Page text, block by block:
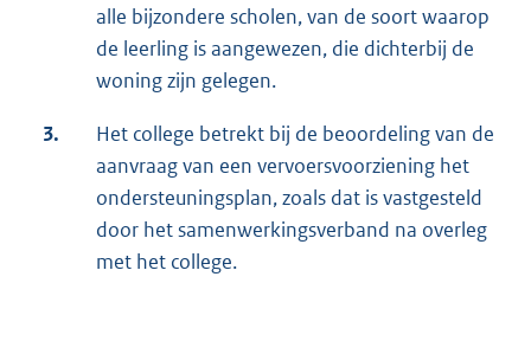
alle bijzondere scholen, van de soort waarop
de leerling is aangewezen, die dichterbij de
woning zijn gelegen.
3.
Het college betrekt bij de beoordeling van de
aanvraag van een vervoersvoorziening het
ondersteuningsplan, zoals dat is vastgesteld
door het samenwerkingsverband na overleg
met het college.